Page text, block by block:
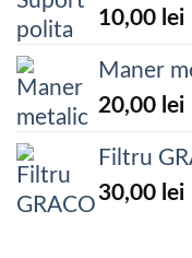
10,00 lei
Maner
20,00 lei
Filtru
30,00 lei